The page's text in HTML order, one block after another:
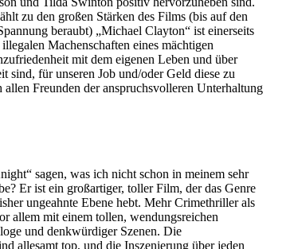
zu den großen Stärken des Films (bis auf den
beraubt) „Michael Clayton“ ist einerseits
Machenschaften eines mächtigen
mit dem eigenen Leben und über
für unseren Job und/oder Geld diese zu
Freunden der anspruchsvolleren Unterhaltung
sagen, was ich nicht schon in meinem sehr
Er ist ein großartiger, toller Film, der das Genre
ungeahnte Ebene hebt. Mehr Crimethriller als
allem mit einem tollen, wendungsreichen
und denkwürdiger Szenen. Die
allesamt top, und die Inszenierung über jeden